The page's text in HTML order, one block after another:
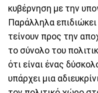
κυβέρνηση με την
Παράλληλα
τείνουν προς την
το σύνολο του
ότι είναι ένας
υπάρχει μια